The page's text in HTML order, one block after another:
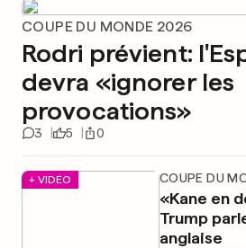
COUPE DU MONDE 2026
Rodri prévient:
devra «ignorer les
provocations»
3 5 0
+ VIDÉO COUPE DU
«Kane en
Trump
anglaise